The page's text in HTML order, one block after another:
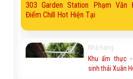
303 Garden Station Phạm Văn
Điểm Chill Hot Hiện Tại
Nhà hàng
Khu ẩm thực
sinh thái Xuân